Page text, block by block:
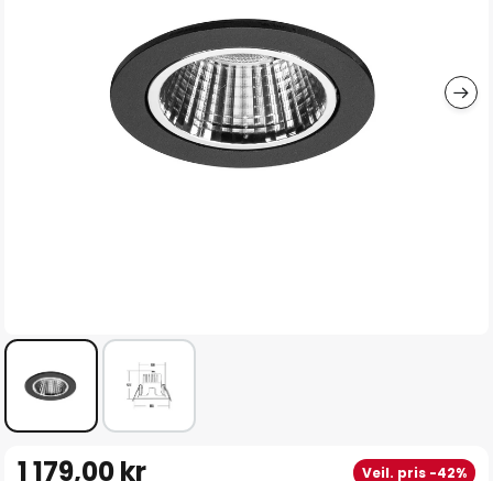
1 179,00 kr Veil. pris -42%